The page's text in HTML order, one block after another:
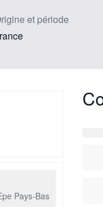
et période
Pays-Bas